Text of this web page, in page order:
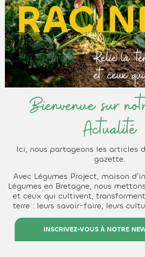
Bienvenue sur
Actualité
Ici, nous partageons les articles
gazette.
Avec Légumes Project, maison
Légumes en Bretagne, nous
et ceux qui cultivent,
terre : leurs savoir-faire, leurs
INSCRIVEZ-VOUS À NOTRE